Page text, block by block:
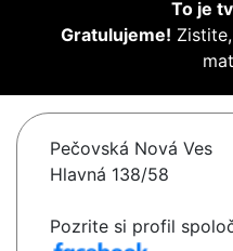
To je
Gratulujeme!
Pečovská Nová Ves
Hlavná 138/58
Pozrite si profil